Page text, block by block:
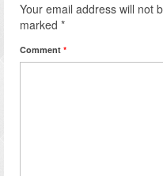
Your email address will not
marked *
Comment *